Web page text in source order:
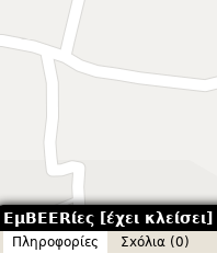
ΕμBEERίες [έχει κλείσει]
Πληροφορίες
Σxόλια (0)